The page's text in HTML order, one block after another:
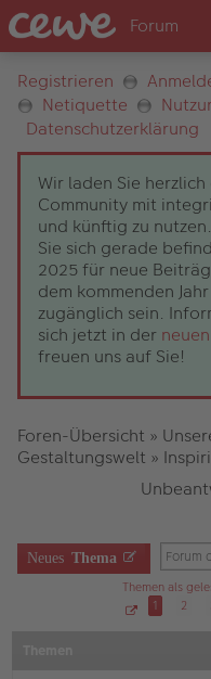
Registrieren
Netiquette
Datenschutzerklärung
Wir laden Sie herzlich
Community mit
und künftig zu
Sie sich gerade
2025 für neue
dem kommenden
zugänglich sein.
sich jetzt in der
freuen uns auf Sie!
Foren-Übersicht »
Gestaltungswelt »
Neues Thema
Themen als
1 2